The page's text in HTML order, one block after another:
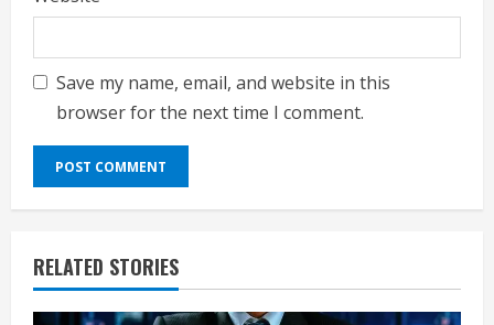
Save my name, email, and website in this
browser for the next time I comment.
RELATED STORIES